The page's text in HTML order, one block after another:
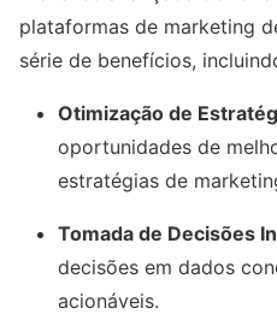
plataformas de marketing
série de benefícios,
Otimização de
oportunidades de
estratégias de
Tomada de Decisões
decisões em dados
acionáveis.